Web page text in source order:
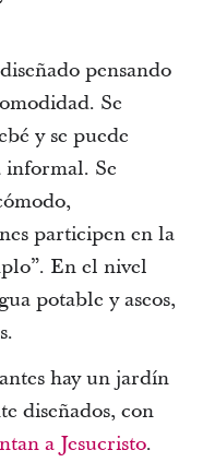
pensando
Se
y se puede
informal. Se
participen en la
En el nivel
potable y aseos,
hay un jardín
diseñados, con
a Jesucristo.